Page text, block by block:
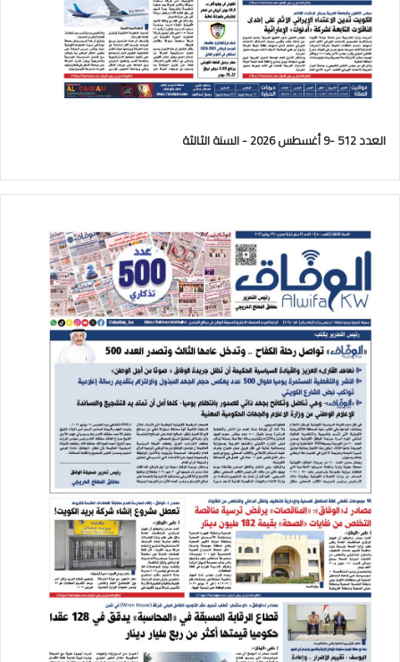
العدد 512 -9 أغسطس 2026 - السنة الثالثة